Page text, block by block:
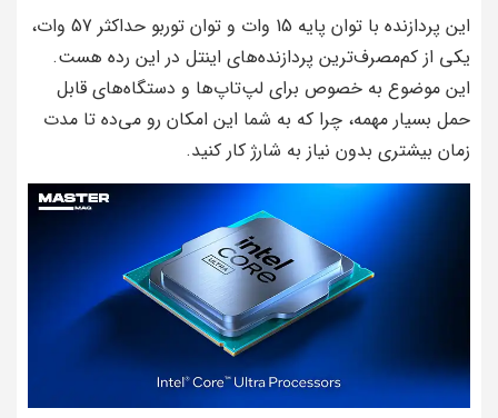
این پردازنده با توان پایه 15 وات و توان توربو حداکثر 57 وات،
یکی از کم‌مصرف‌ترین پردازنده‌های اینتل در این رده هست.
این موضوع به خصوص برای لپ‌تاپ‌ها و دستگاه‌های قابل
حمل بسیار مهمه، چرا که به شما این امکان رو می‌ده تا مدت
زمان بیشتری بدون نیاز به شارژ کار کنید.